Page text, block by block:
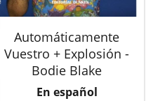
Automáticamente
Vuestro + Explosión -
Bodie Blake
En español